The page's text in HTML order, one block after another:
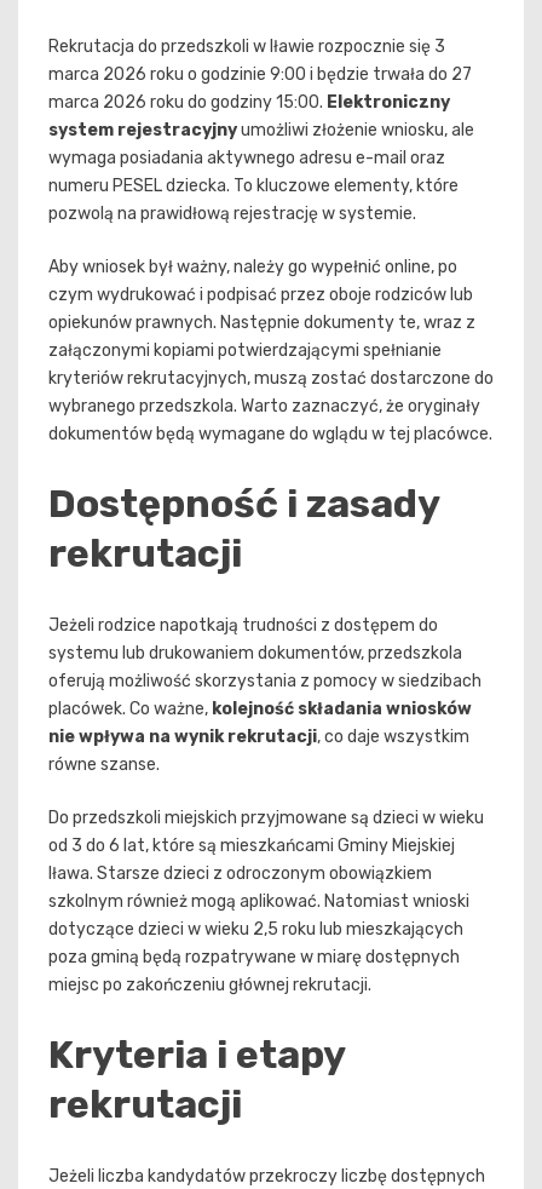
Rekrutacja do przedszkoli w Iławie rozpocznie się 3
marca 2026 roku o godzinie 9:00 i będzie trwała do 27
marca 2026 roku do godziny 15:00. Elektroniczny
system rejestracyjnyumożliwi złożenie wniosku, ale
wymaga posiadania aktywnego adresu e-mail oraz
numeru PESEL dziecka. To kluczowe elementy, które
pozwolą na prawidłową rejestrację w systemie.
Aby wniosek był ważny, należy go wypełnić online, po
czym wydrukować i podpisać przez oboje rodziców lub
opiekunów prawnych. Następnie dokumenty te, wraz z
załączonymi kopiami potwierdzającymi spełnianie
kryteriów rekrutacyjnych, muszą zostać dostarczone do
wybranego przedszkola. Warto zaznaczyć, że oryginały
dokumentów będą wymagane do wglądu w tej placówce.
Dostępność i zasady
rekrutacji
Jeżeli rodzice napotkają trudności z dostępem do
systemu lub drukowaniem dokumentów, przedszkola
oferują możliwość skorzystania z pomocy w siedzibach
placówek. Co ważne, kolejność składania wniosków
nie wpływa na wynik rekrutacji, co daje wszystkim
równe szanse.
Do przedszkoli miejskich przyjmowane są dzieci w wieku
od 3 do 6 lat, które są mieszkańcami Gminy Miejskiej
Iława. Starsze dzieci z odroczonym obowiązkiem
szkolnym również mogą aplikować. Natomiast wnioski
dotyczące dzieci w wieku 2,5 roku lub mieszkających
poza gminą będą rozpatrywane w miarę dostępnych
miejsc po zakończeniu głównej rekrutacji.
Kryteria i etapy
rekrutacji
Jeżeli liczba kandydatów przekroczy liczbę dostępnych